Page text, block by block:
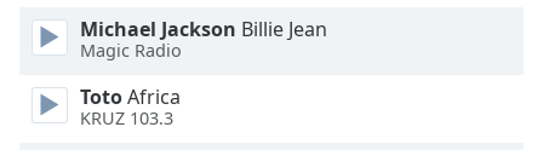
window.
Michael Jackson Billie Jean
Magic Radio
TotoAfrica
KRUZ 103.3